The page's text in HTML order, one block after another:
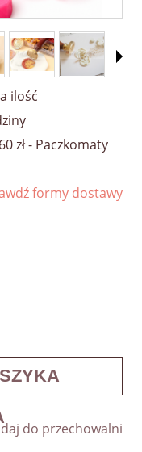
ilość
zł- Paczkomaty
płatności
formy dostawy
do przechowalni